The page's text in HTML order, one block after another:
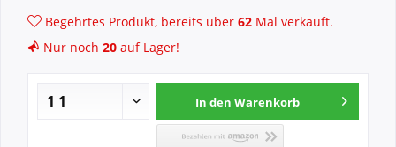
Begehrtes Produkt, bereits über 62 Mal verkauft.
Nur noch 20 auf Lager!
In den Warenkorb